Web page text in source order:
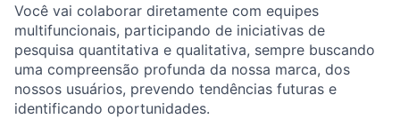
Você vai colaborar diretamente com equipes
multifuncionais, participando de iniciativas de
pesquisa quantitativa e qualitativa, sempre buscando
uma compreensão profunda da nossa marca, dos
nossos usuários, prevendo tendências futuras e
identificando oportunidades.